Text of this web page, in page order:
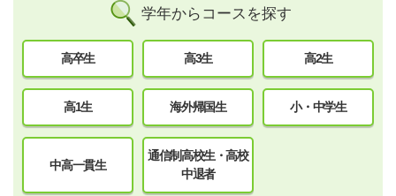
学年からコースを探す
高卒生 高3生 高2生
高1生 海外帰国生 小・中学生
中高一貫生
通信制高校生・高校
中退者